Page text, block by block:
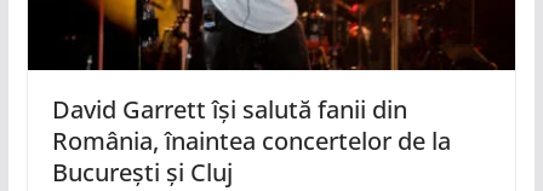
David Garrett își salută fanii din
România, înaintea concertelor de la
București și Cluj